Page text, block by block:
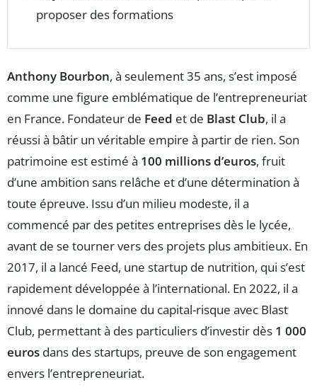
proposer des formations
Anthony Bourbon, à seulement 35 ans, s’est imposé
comme une figure emblématique de l’entrepreneuriat
en France. Fondateur de Feed et de Blast Club, il a
réussi à bâtir un véritable empire à partir de rien. Son
patrimoine est estimé à 100 millions d’euros, fruit
d’une ambition sans relâche et d’une détermination à
toute épreuve. Issu d’un milieu modeste, il a
commencé par des petites entreprises dès le lycée,
avant de se tourner vers des projets plus ambitieux. En
2017, il a lancé Feed, une startup de nutrition, qui s’est
rapidement développée à l’international. En 2022, il a
innové dans le domaine du capital-risque avec Blast
Club, permettant à des particuliers d’investir dès 1 000
euros dans des startups, preuve de son engagement
envers l’entrepreneuriat.